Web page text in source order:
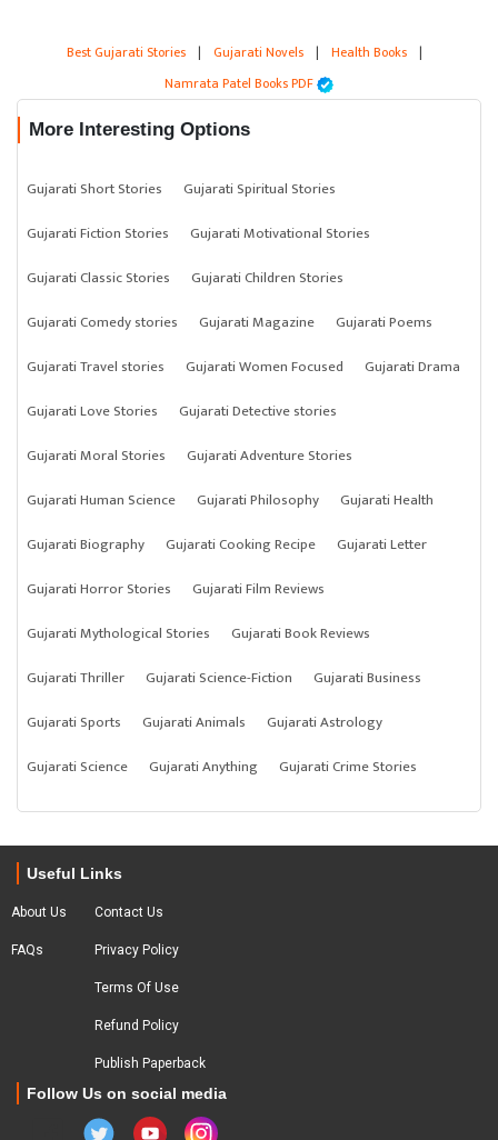
Best Gujarati Stories | Gujarati Novels | Health Books |
Namrata Patel Books PDF
More Interesting Options
Gujarati Short Stories
Gujarati Spiritual Stories
Gujarati Fiction Stories
Gujarati Motivational Stories
Gujarati Classic Stories
Gujarati Children Stories
Gujarati Comedy stories
Gujarati Magazine
Gujarati Poems
Gujarati Travel stories
Gujarati Women Focused
Gujarati Drama
Gujarati Love Stories
Gujarati Detective stories
Gujarati Moral Stories
Gujarati Adventure Stories
Gujarati Human Science
Gujarati Philosophy
Gujarati Health
Gujarati Biography
Gujarati Cooking Recipe
Gujarati Letter
Gujarati Horror Stories
Gujarati Film Reviews
Gujarati Mythological Stories
Gujarati Book Reviews
Gujarati Thriller
Gujarati Science-Fiction
Gujarati Business
Gujarati Sports
Gujarati Animals
Gujarati Astrology
Gujarati Science
Gujarati Anything Gujarati Crime Stories
Useful Links
About Us
FAQs
Contact Us
Privacy Policy
Terms Of Use
Refund Policy
Publish Paperback
Follow Us on social media